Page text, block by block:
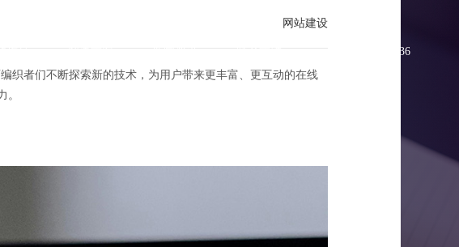
作品 解决方案 新闻资讯 联系方维 0755-83896336
网站建设
织者们不断探索新的技术，为用户带来更丰富、更互动的在线
。